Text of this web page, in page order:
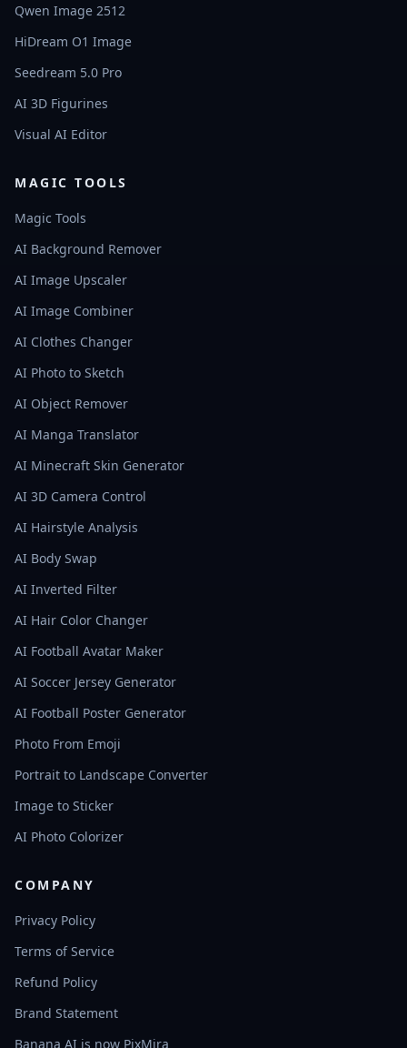
Qwen Image 2512
HiDream O1 Image
Seedream 5.0 Pro
AI 3D Figurines
Visual AI Editor
MAGIC TOOLS
Magic Tools
AI Background Remover
AI Image Upscaler
AI Image Combiner
AI Clothes Changer
AI Photo to Sketch
AI Object Remover
AI Manga Translator
AI Minecraft Skin Generator
AI 3D Camera Control
AI Hairstyle Analysis
AI Body Swap
AI Inverted Filter
AI Hair Color Changer
AI Football Avatar Maker
AI Soccer Jersey Generator
AI Football Poster Generator
Photo From Emoji
Portrait to Landscape Converter
Image to Sticker
AI Photo Colorizer
COMPANY
Privacy Policy
Terms of Service
Refund Policy
Brand Statement
Banana AI is now PixMira